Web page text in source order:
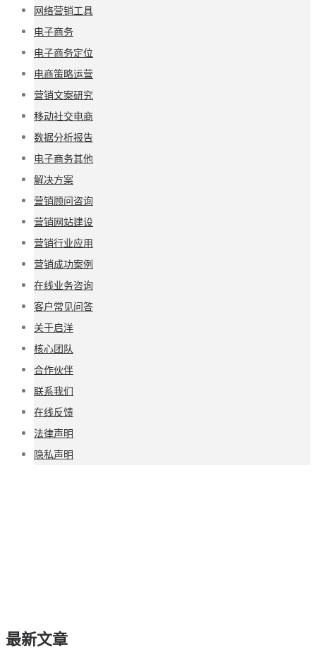
网络营销工具
电子商务
电子商务定位
电商策略运营
营销文案研究
移动社交电商
数据分析报告
电子商务其他
解决方案
营销顾问咨询
营销网站建设
营销行业应用
营销成功案例
在线业务咨询
客户常见问答
关于启洋
核心团队
合作伙伴
联系我们
在线反馈
法律声明
隐私声明
最新文章